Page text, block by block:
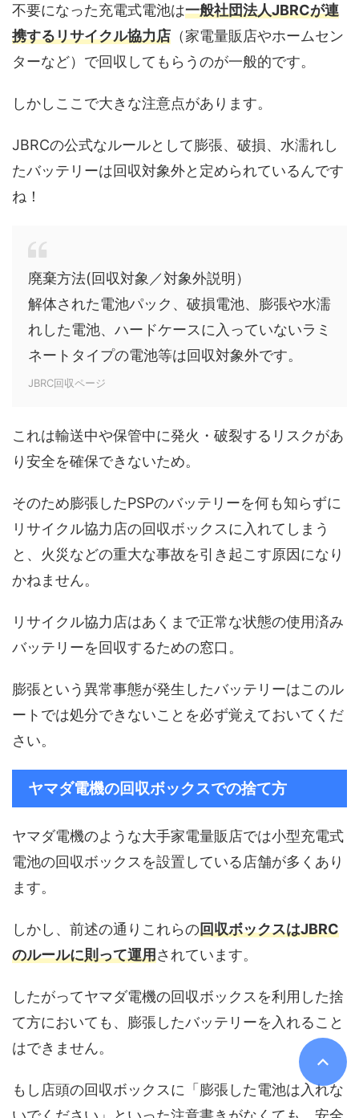
不要になった充電式電池は一般社団法人JBRCが連
携するリサイクル協力店 （家電量販店やホームセン
ターなど）で回収してもらうのが一般的です。
しかしここで大きな注意点があります。
JBRCの公式なルールとして膨張、破損、水濡れし
たバッテリーは回収対象外と定められているんです
ね！
廃棄方法(回収対象／対象外説明）
解体された電池パック、破損電池、膨張や水濡
れした電池、ハードケースに入っていないラミ
ネートタイプの電池等は回収対象外です。
JBRC回収ページ
これは輸送中や保管中に発火・破裂するリスクがあ
り安全を確保できないため。
そのため膨張したPSPのバッテリーを何も知らずに
リサイクル協力店の回収ボックスに入れてしまう
と、火災などの重大な事故を引き起こす原因になり
かねません。
リサイクル協力店はあくまで正常な状態の使用済み
バッテリーを回収するための窓口。
膨張という異常事態が発生したバッテリーはこのル
ートでは処分できないことを必ず覚えておいてくだ
さい。
ヤマダ電機の回収ボックスでの捨て方
ヤマダ電機のような大手家電量販店では小型充電式
電池の回収ボックスを設置している店舗が多くあり
ます。
しかし、前述の通りこれらの回収ボックスはJBRC
のルールに則って運用されています。
したがってヤマダ電機の回収ボックスを利用した捨
て方においても、膨張したバッテリーを入れること
はできません。
もし店頭の回収ボックスに「膨張した電池は入れな